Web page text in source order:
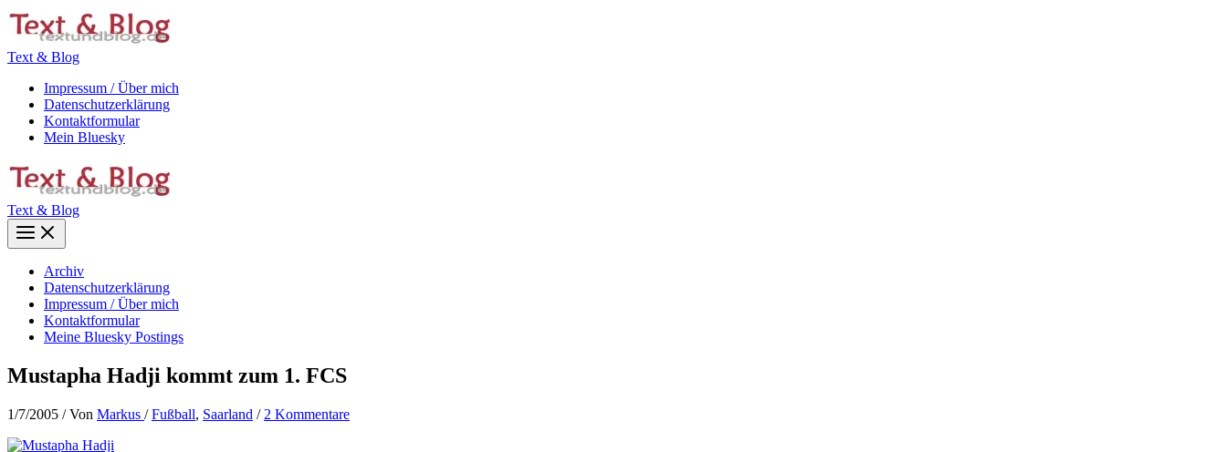
Zum
Inhalt
Text & Blog
Impressum / Über mich
Datenschutzerklärung
Kontaktformular
Mein Bluesky
Text & Blog
Main
Menu
Archiv
Datenschutzerklärung
Impressum / Über mich
Kontaktformular
Meine Bluesky Postings
Mustapha Hadji kommt zum 1. FCS
1/7/2005 / Von Markus /Fußball, Saarland / 2 Kommentare